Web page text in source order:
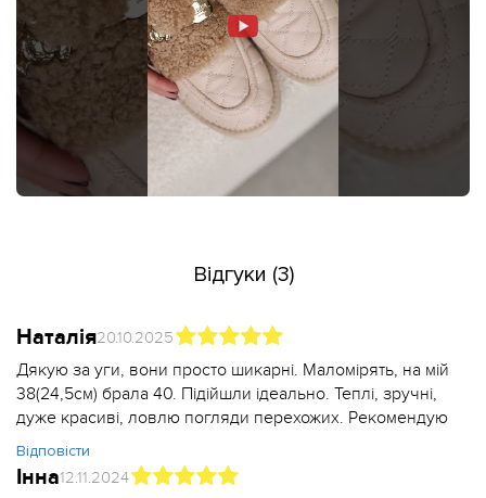
Відгуки (3)
Наталія20.10.2025
Дякую за уги, вони просто шикарні. Маломірять, на мій
38(24,5см) брала 40. Підійшли ідеально. Теплі, зручні,
дуже красиві, ловлю погляди перехожих. Рекомендую
Відповісти
Інна12.11.2024